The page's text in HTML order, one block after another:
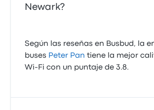
Newark?
Según las reseñas en Busbud, la
buses Peter Pan tiene la mejor
Wi‑Fi con un puntaje de 3.8.